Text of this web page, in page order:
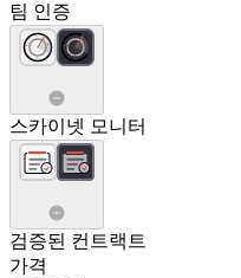
팀 인증
스카이넷 모니터
검증된 컨트랙트
가격